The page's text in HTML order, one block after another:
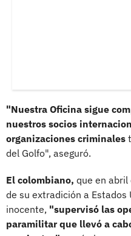
"Nuestra Oficina sigue
nuestros socios
organizaciones criminales
del Golfo", aseguró.
El colombiano, que en abril
de su extradición a
inocente, "supervisó las
paramilitar que llevó a